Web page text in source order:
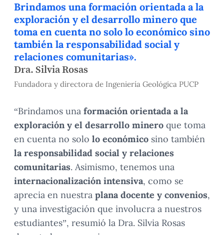
Brindamos una formación orientada a la
exploración y el desarrollo minero que
toma en cuenta no solo lo económico sino
también la responsabilidad social y
relaciones comunitarias».
Dra. Silvia Rosas
Fundadora y directora de Ingeniería Geológica PUCP
“Brindamos una formación orientada a la
exploración y el desarrollo minero que toma
en cuenta no solo lo económico sino también
la responsabilidad social y relaciones
comunitarias. Asimismo, tenemos una
internacionalización intensiva, como se
aprecia en nuestra plana docente y convenios,
y una investigación que involucra a nuestros
estudiantes”, resumió la Dra. Silvia Rosas